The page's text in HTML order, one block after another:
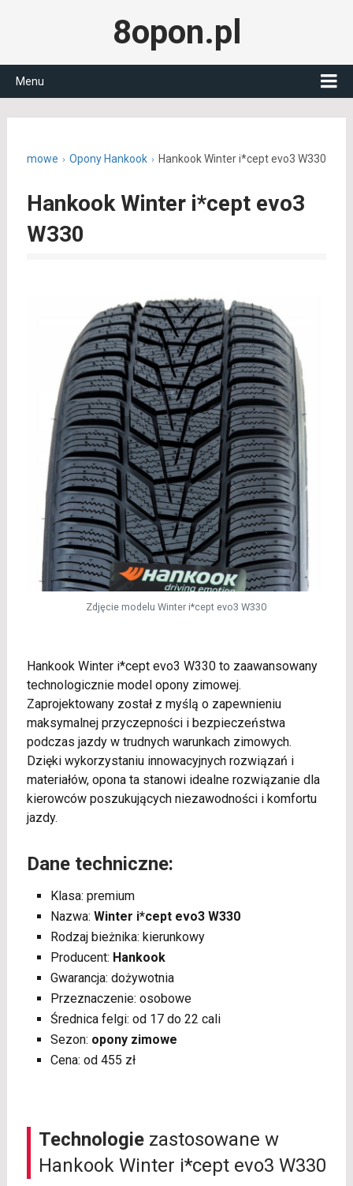
8opon.pl
Menu
zimowe Opony Hankook Hankook Winter i*cept evo3 W330
Hankook Winter i*cept evo3
W330
Zdjęcie modelu Winter i*cept evo3 W330
Hankook Winter i*cept evo3 W330 to zaawansowany
technologicznie model opony zimowej.
Zaprojektowany został z myślą o zapewnieniu
maksymalnej przyczepności i bezpieczeństwa
podczas jazdy w trudnych warunkach zimowych.
Dzięki wykorzystaniu innowacyjnych rozwiązań i
materiałów, opona ta stanowi idealne rozwiązanie dla
kierowców poszukujących niezawodności i komfortu
jazdy.
Dane techniczne:
Klasa: premium
Nazwa: Winter i*cept evo3 W330
Rodzaj bieżnika: kierunkowy
Producent: Hankook
Gwarancja: dożywotnia
Przeznaczenie: osobowe
Średnica felgi: od 17 do 22 cali
Sezon: opony zimowe
Cena: od 455 zł
Technologiezastosowane w
Hankook Winter i*cept evo3 W330